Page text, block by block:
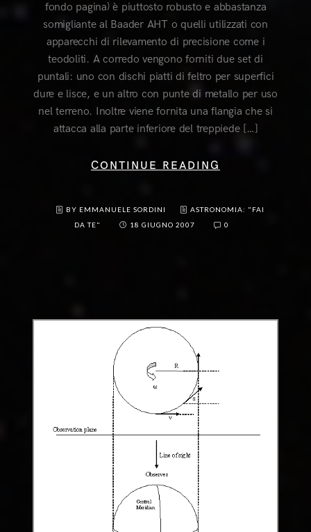
fondo pagina) è piuttosto robusto e abbastanza
somigliante al Baader AHT o quelli utilizzati con
apparecchi di rilevamento di precisione come i
teodoliti. A corredo vengono forniti due set di
puntali: uno con dischi piatti di feltro per superfici
dure e lisce, e un altro con punte di metallo per uso
nel terreno. Inoltre viene fornita una flangia che si
attacca alla parte inferiore del treppiede […]
CONTINUE READING
BY EMMANUELE SORDINI
ASTRONOMIA: "FAI
DA TE"
18 GIUGNO 2007 0